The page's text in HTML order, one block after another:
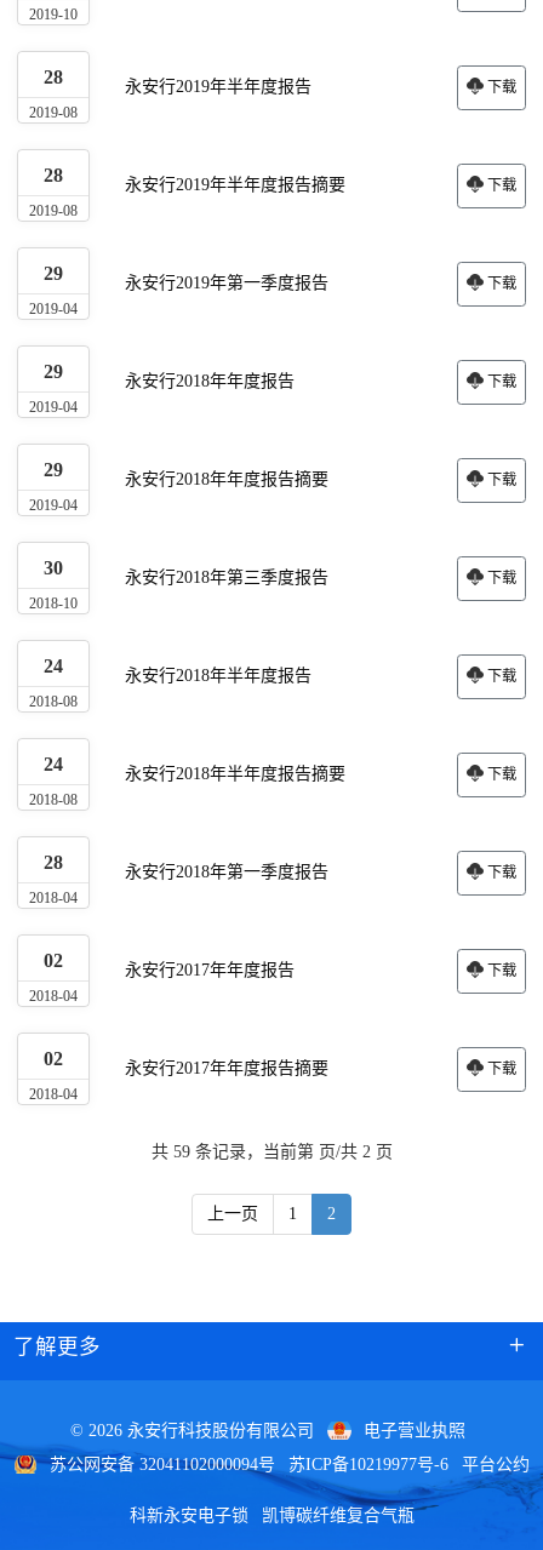
2019-10
28
2019-08
永安行2019年半年度报告 下载
28
2019-08
永安行2019年半年度报告摘要 下载
29
2019-04
永安行2019年第一季度报告 下载
29
2019-04
永安行2018年年度报告 下载
29
2019-04
永安行2018年年度报告摘要 下载
30
2018-10
永安行2018年第三季度报告 下载
24
2018-08
永安行2018年半年度报告 下载
24
2018-08
永安行2018年半年度报告摘要 下载
28
2018-04
永安行2018年第一季度报告 下载
02
2018-04
永安行2017年年度报告 下载
02
2018-04
永安行2017年年度报告摘要 下载
共 59 条记录，当前第 页/共 2 页
上一页 1 2
了解更多
© 2026 永安行科技股份有限公司
电子营业执照
苏公网安备 32041102000094号
苏ICP备10219977号-6 平台公约
科新永安电子锁 凯博碳纤维复合气瓶